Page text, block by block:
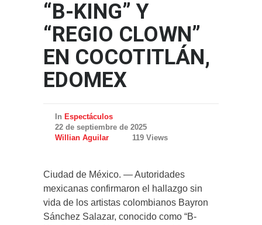
“B-KING” Y
“REGIO CLOWN”
EN COCOTITLÁN,
EDOMEX
In Espectáculos
22 de septiembre de 2025
Willian Aguilar
119 Views
Ciudad de México. — Autoridades
mexicanas confirmaron el hallazgo sin
vida de los artistas colombianos Bayron
Sánchez Salazar, conocido como “B-